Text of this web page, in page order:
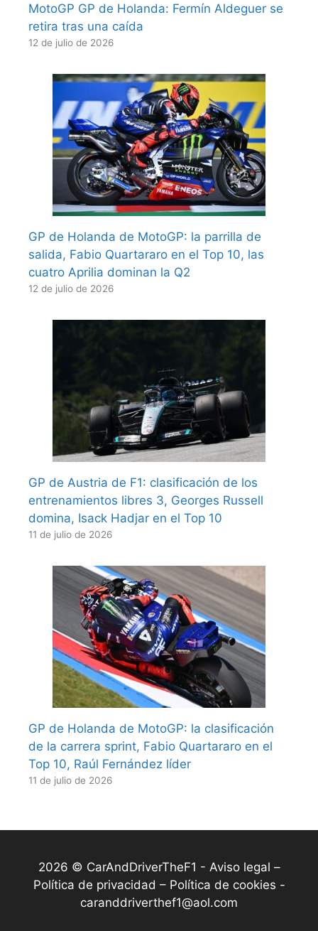
MotoGP GP de Holanda: Fermín Aldeguer se
retira tras una caída
12 de julio de 2026
GP de Holanda de MotoGP: la parrilla de
salida, Fabio Quartararo en el Top 10, las
cuatro Aprilia dominan la Q2
12 de julio de 2026
GP de Austria de F1: clasificación de los
entrenamientos libres 3, Georges Russell
domina, Isack Hadjar en el Top 10
11 de julio de 2026
GP de Holanda de MotoGP: la clasificación
de la carrera sprint, Fabio Quartararo en el
Top 10, Raúl Fernández líder
11 de julio de 2026
2026 © CarAndDriverTheF1 - Aviso legal –
Política de privacidad – Política de cookies -
caranddriverthef1@aol.com